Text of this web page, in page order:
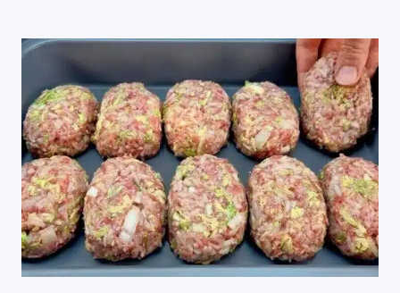
OFEN
PAPRIKA
–
TOMATEN
–
SAUCE